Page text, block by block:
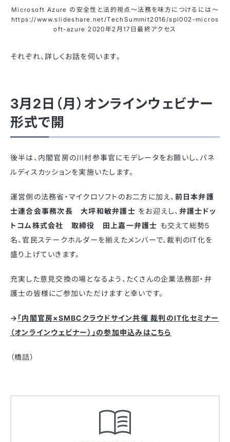
Microsoft Azure の安全性と法的視点～法務を味方につけるには～
https://www.slideshare.net/TechSummit2016/spl002-micros
oft-azure 2020年2月17日最終アクセス
それぞれ、詳しくお話を伺います。
3月2日（月）オンラインウェビナー
形式で開
後半は、内閣官房の川村参事官にモデレータをお願いし、パネ
ルディスカッションを実施いたします。
運営側の法務省・マイクロソフトのお二方に加え、 前日本弁護
士連合会事務次長 大坪和敏弁護士 をお迎えし、 弁護士ドッ
トコム株式会社 取締役 田上嘉一弁護士 も交えて総勢5
名、官民ステークホルダーを揃えたメンバーで、裁判のIT化を
盛り上げていきます。
充実した意見交換の場となるよう、たくさんの企業法務部・弁
護士の皆様にご参加いただけますと幸いです。
→ 「内閣官房×SMBCクラウドサイン共催 裁判のIT化セミナー
（オンラインウェビナー）」の参加申込みはこちら
（橋詰）